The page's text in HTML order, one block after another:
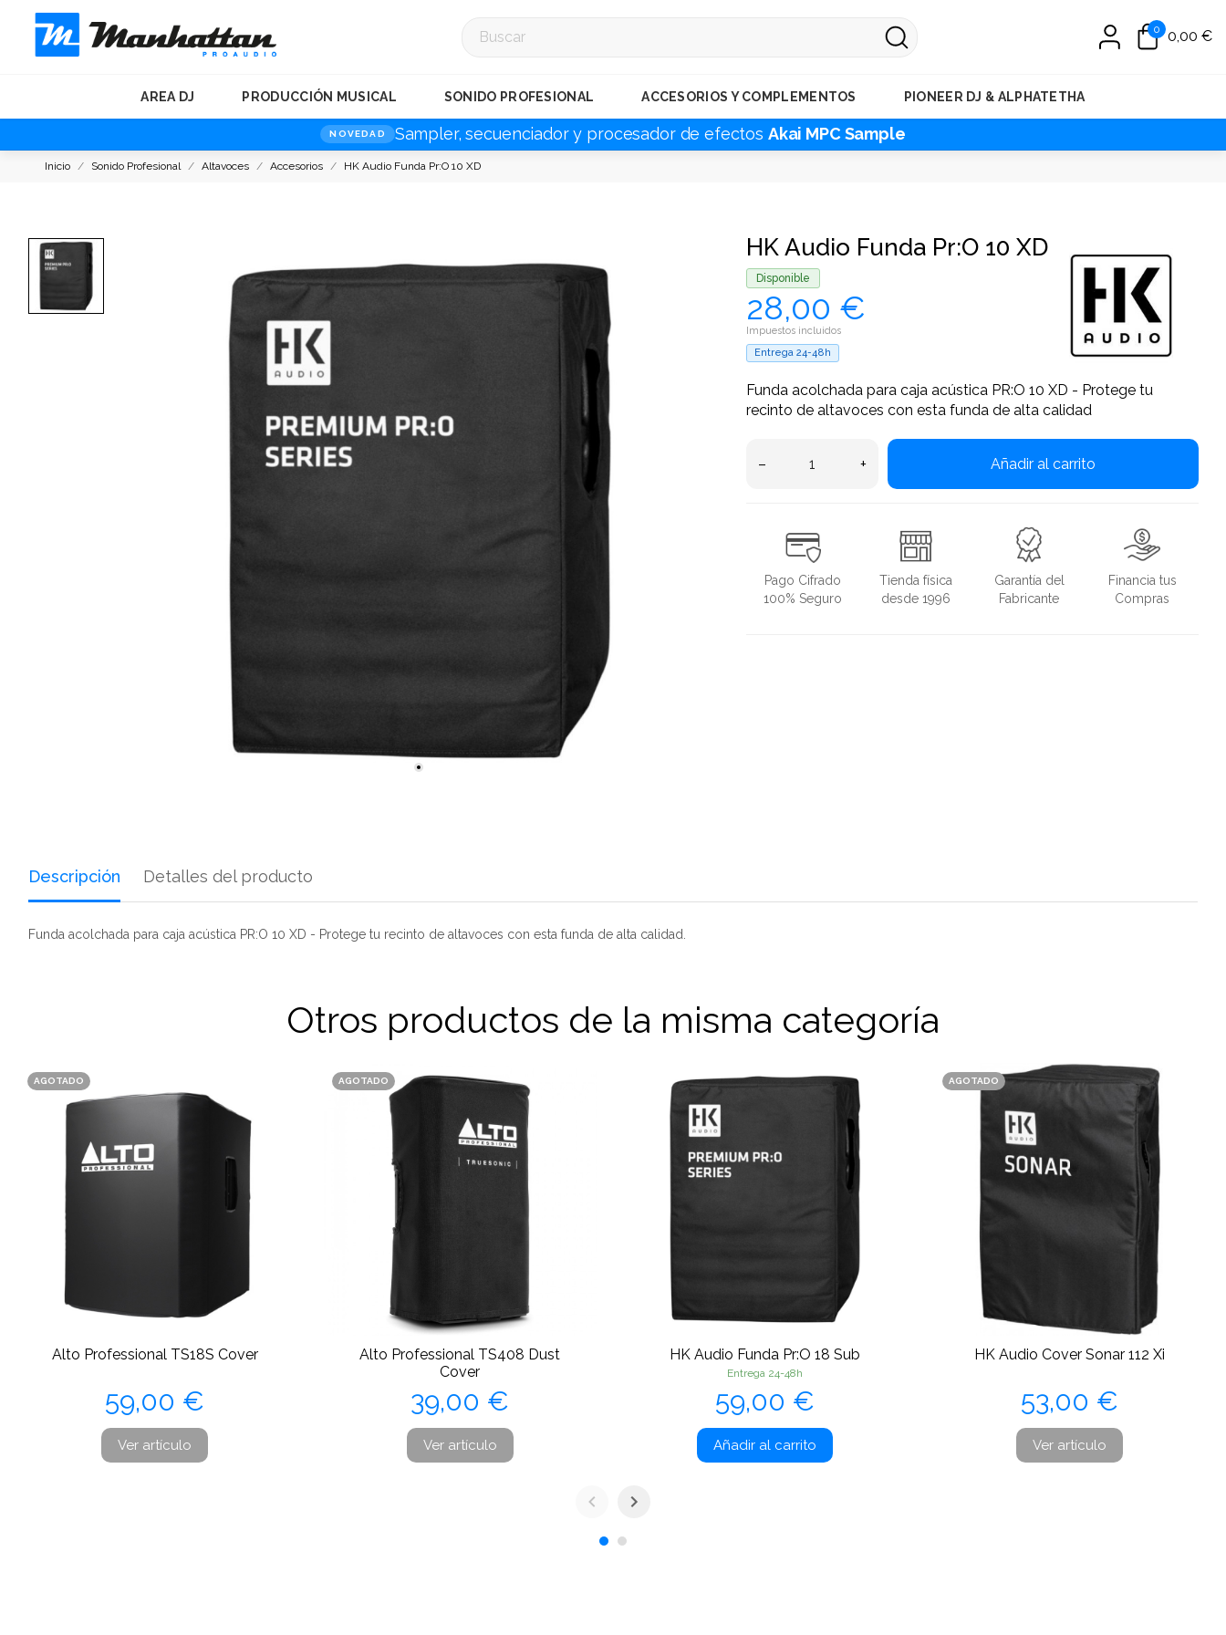
NOVEDAD Sampler, secuenciador y procesador de efectos Akai MPC Sample
0 0,00 €
AREA DJ PRODUCCIÓN MUSICAL SONIDO PROFESIONAL ACCESORIOS Y COMPLEMENTOS PIONEER DJ & ALPHATETHA
Inicio Sonido Profesional Altavoces Accesorios HK Audio Funda Pr:O 10 XD
HK Audio Funda Pr:O 10 XD
Disponible
28,00 €
Impuestos incluidos
Entrega 24-48h
Funda acolchada para caja acústica PR:O 10 XD - Protege tu
recinto de altavoces con esta funda de alta calidad
– + Añadir al carrito
Pago Cifrado
100% Seguro
Tienda física
desde 1996
Garantía del
Fabricante
Financia tus
Compras
Descripción Detalles del producto
Funda acolchada para caja acústica PR:O 10 XD - Protege tu recinto de altavoces con esta funda de alta calidad.
Otros productos de la misma categoría
AGOTADO
Alto Professional TS18S Cover
Precio
59,00 €
Ver artículo
AGOTADO
Alto Professional TS408 Dust
Cover
Precio
39,00 €
Ver artículo
HK Audio Funda Pr:O 18 Sub
Entrega 24-48h
Precio
59,00 €
Añadir al carrito
AGOTADO
HK Audio Cover Sonar 112 Xi
Precio
53,00 €
Ver artículo